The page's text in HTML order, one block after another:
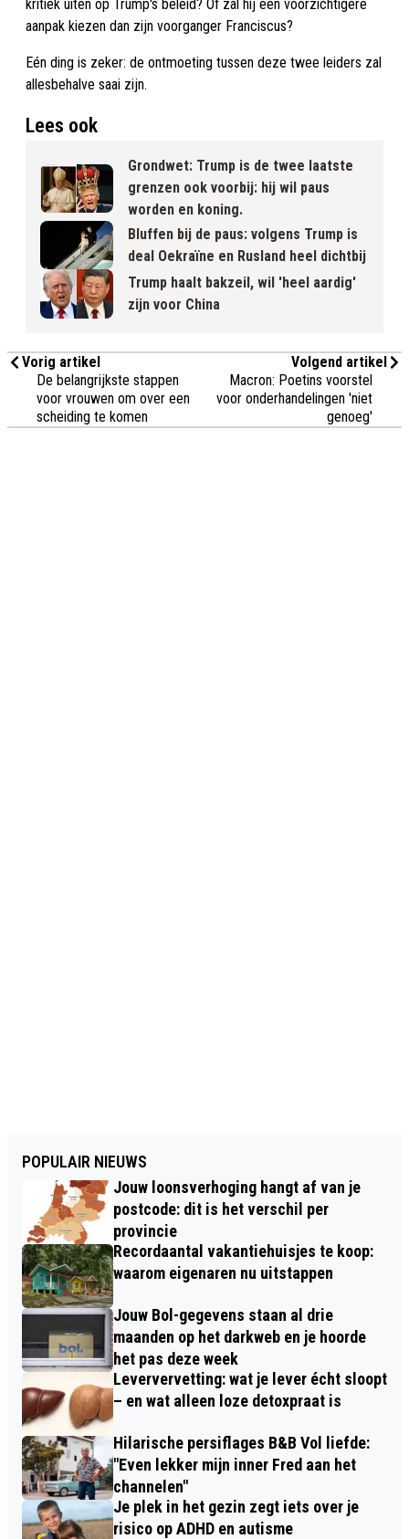
kritiek uiten op Trump's beleid? Of zal hij een voorzichtigere
aanpak kiezen dan zijn voorganger Franciscus?
Eén ding is zeker: de ontmoeting tussen deze twee leiders zal
allesbehalve saai zijn.
Lees ook
Grondwet: Trump is de twee laatste
grenzen ook voorbij: hij wil paus
worden en koning.
Bluffen bij de paus: volgens Trump is
deal Oekraïne en Rusland heel dichtbij
Trump haalt bakzeil, wil 'heel aardig'
zijn voor China
Vorig artikel
De belangrijkste stappen
voor vrouwen om over een
scheiding te komen
Volgend artikel
Macron: Poetins voorstel
voor onderhandelingen 'niet
genoeg'
POPULAIR NIEUWS
Jouw loonsverhoging hangt af van je
postcode: dit is het verschil per
provincie
Recordaantal vakantiehuisjes te koop:
waarom eigenaren nu uitstappen
Jouw Bol-gegevens staan al drie
maanden op het darkweb en je hoorde
het pas deze week
Leververvetting: wat je lever écht sloopt
– en wat alleen loze detoxpraat is
Hilarische persiflages B&B Vol liefde:
"Even lekker mijn inner Fred aan het
channelen"
Je plek in het gezin zegt iets over je
risico op ADHD en autisme